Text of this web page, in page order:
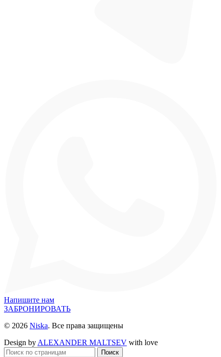
Напишите нам
ЗАБРОНИРОВАТЬ
© 2026 Niska. Все права защищены
Design byALEXANDER MALTSEV with love
Поиск